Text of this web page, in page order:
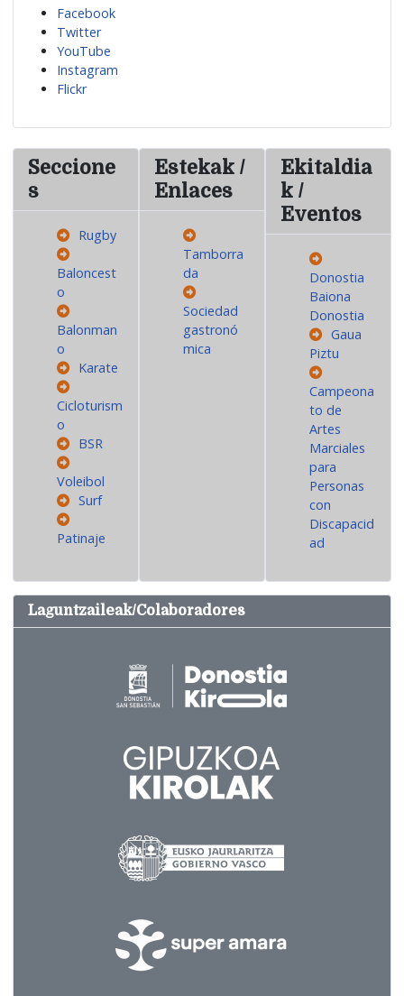
Facebook
Twitter
YouTube
Instagram
Flickr
Seccione
s
Rugby
Baloncest
o
Balonman
o
Karate
Cicloturism
o
BSR
Voleibol
Surf
Patinaje
Estekak /
Enlaces
Tamborra
da
Sociedad
gastronó
mica
Ekitaldia
k /
Eventos
Donostia
Baiona
Donostia
Gaua
Piztu
Campeona
to de
Artes
Marciales
para
Personas
con
Discapacid
ad
Laguntzaileak/Colaboradores